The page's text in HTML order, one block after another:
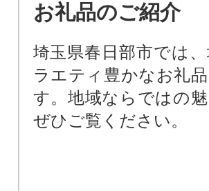
お礼品のご紹介
埼玉県春日部市では
ラエティ豊かなお礼
す。地域ならではの
ぜひご覧ください。